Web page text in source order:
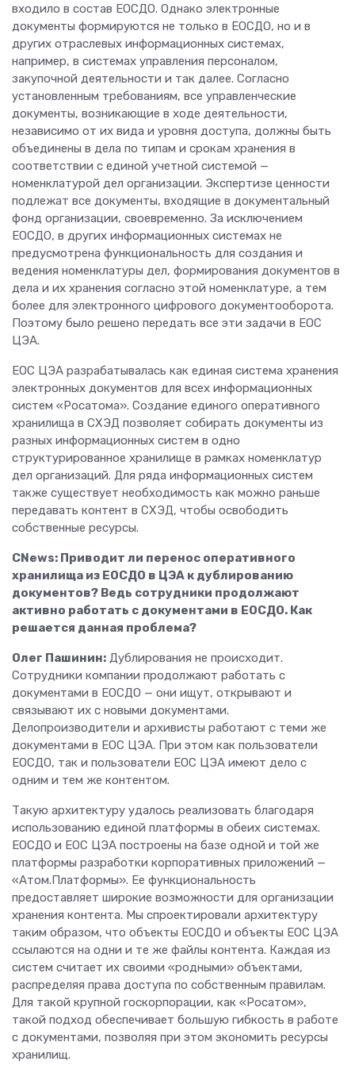
входило в состав ЕОСДО. Однако электронные
документы формируются не только в ЕОСДО, но и в
других отраслевых информационных системах,
например, в системах управления персоналом,
закупочной деятельности и так далее. Согласно
установленным требованиям, все управленческие
документы, возникающие в ходе деятельности,
независимо от их вида и уровня доступа, должны быть
объединены в дела по типам и срокам хранения в
соответствии с единой учетной системой —
номенклатурой дел организации. Экспертизе ценности
подлежат все документы, входящие в документальный
фонд организации, своевременно. За исключением
ЕОСДО, в других информационных системах не
предусмотрена функциональность для создания и
ведения номенклатуры дел, формирования документов в
дела и их хранения согласно этой номенклатуре, а тем
более для электронного цифрового документооборота.
Поэтому было решено передать все эти задачи в ЕОС
ЦЭА.
ЕОС ЦЭА разрабатывалась как единая система хранения
электронных документов для всех информационных
систем «Росатома». Создание единого оперативного
хранилища в СХЭД позволяет собирать документы из
разных информационных систем в одно
структурированное хранилище в рамках номенклатур
дел организаций. Для ряда информационных систем
также существует необходимость как можно раньше
передавать контент в СХЭД, чтобы освободить
собственные ресурсы.
CNews: Приводит ли перенос оперативного
хранилища из ЕОСДО в ЦЭА к дублированию
документов? Ведь сотрудники продолжают
активно работать с документами в ЕОСДО. Как
решается данная проблема?
Олег Пашинин: Дублирования не происходит.
Сотрудники компании продолжают работать с
документами в ЕОСДО — они ищут, открывают и
связывают их с новыми документами.
Делопроизводители и архивисты работают с теми же
документами в ЕОС ЦЭА. При этом как пользователи
ЕОСДО, так и пользователи ЕОС ЦЭА имеют дело с
одним и тем же контентом.
Такую архитектуру удалось реализовать благодаря
использованию единой платформы в обеих системах.
ЕОСДО и ЕОС ЦЭА построены на базе одной и той же
платформы разработки корпоративных приложений —
«Атом.Платформы». Ее функциональность
предоставляет широкие возможности для организации
хранения контента. Мы спроектировали архитектуру
таким образом, что объекты ЕОСДО и объекты ЕОС ЦЭА
ссылаются на одни и те же файлы контента. Каждая из
систем считает их своими «родными» объектами,
распределяя права доступа по собственным правилам.
Для такой крупной госкорпорации, как «Росатом»,
такой подход обеспечивает большую гибкость в работе
с документами, позволяя при этом экономить ресурсы
хранилищ.